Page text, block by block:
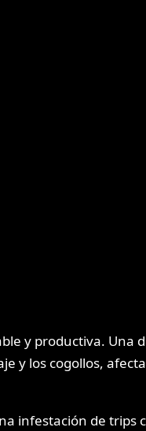
y productiva. Una
y los cogollos,
infestación de trips